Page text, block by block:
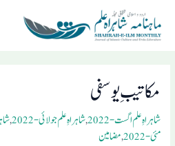
content
مکاتیبِ یوسفی
شاہراہِ علم اگست- 2022 ,شاہراہِ علم جولائی- 2022 ,
مئی- 2022
,مضامین